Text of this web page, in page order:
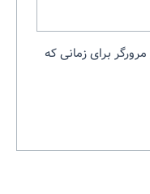
برای زمانی که